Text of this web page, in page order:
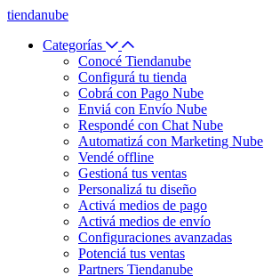
tiendanube
Categorías
Conocé Tiendanube
Configurá tu tienda
Cobrá con Pago Nube
Enviá con Envío Nube
Respondé con Chat Nube
Automatizá con Marketing Nube
Vendé offline
Gestioná tus ventas
Personalizá tu diseño
Activá medios de pago
Activá medios de envío
Configuraciones avanzadas
Potenciá tus ventas
Partners Tiendanube